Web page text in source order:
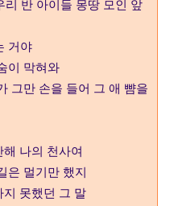
리 반 아이들 몽땅 모인 앞
거야
이 막혀와
그만 손을 들어 그 애 뺨을
해 나의 천사여
은 멀기만 했지
지 못했던 그 말